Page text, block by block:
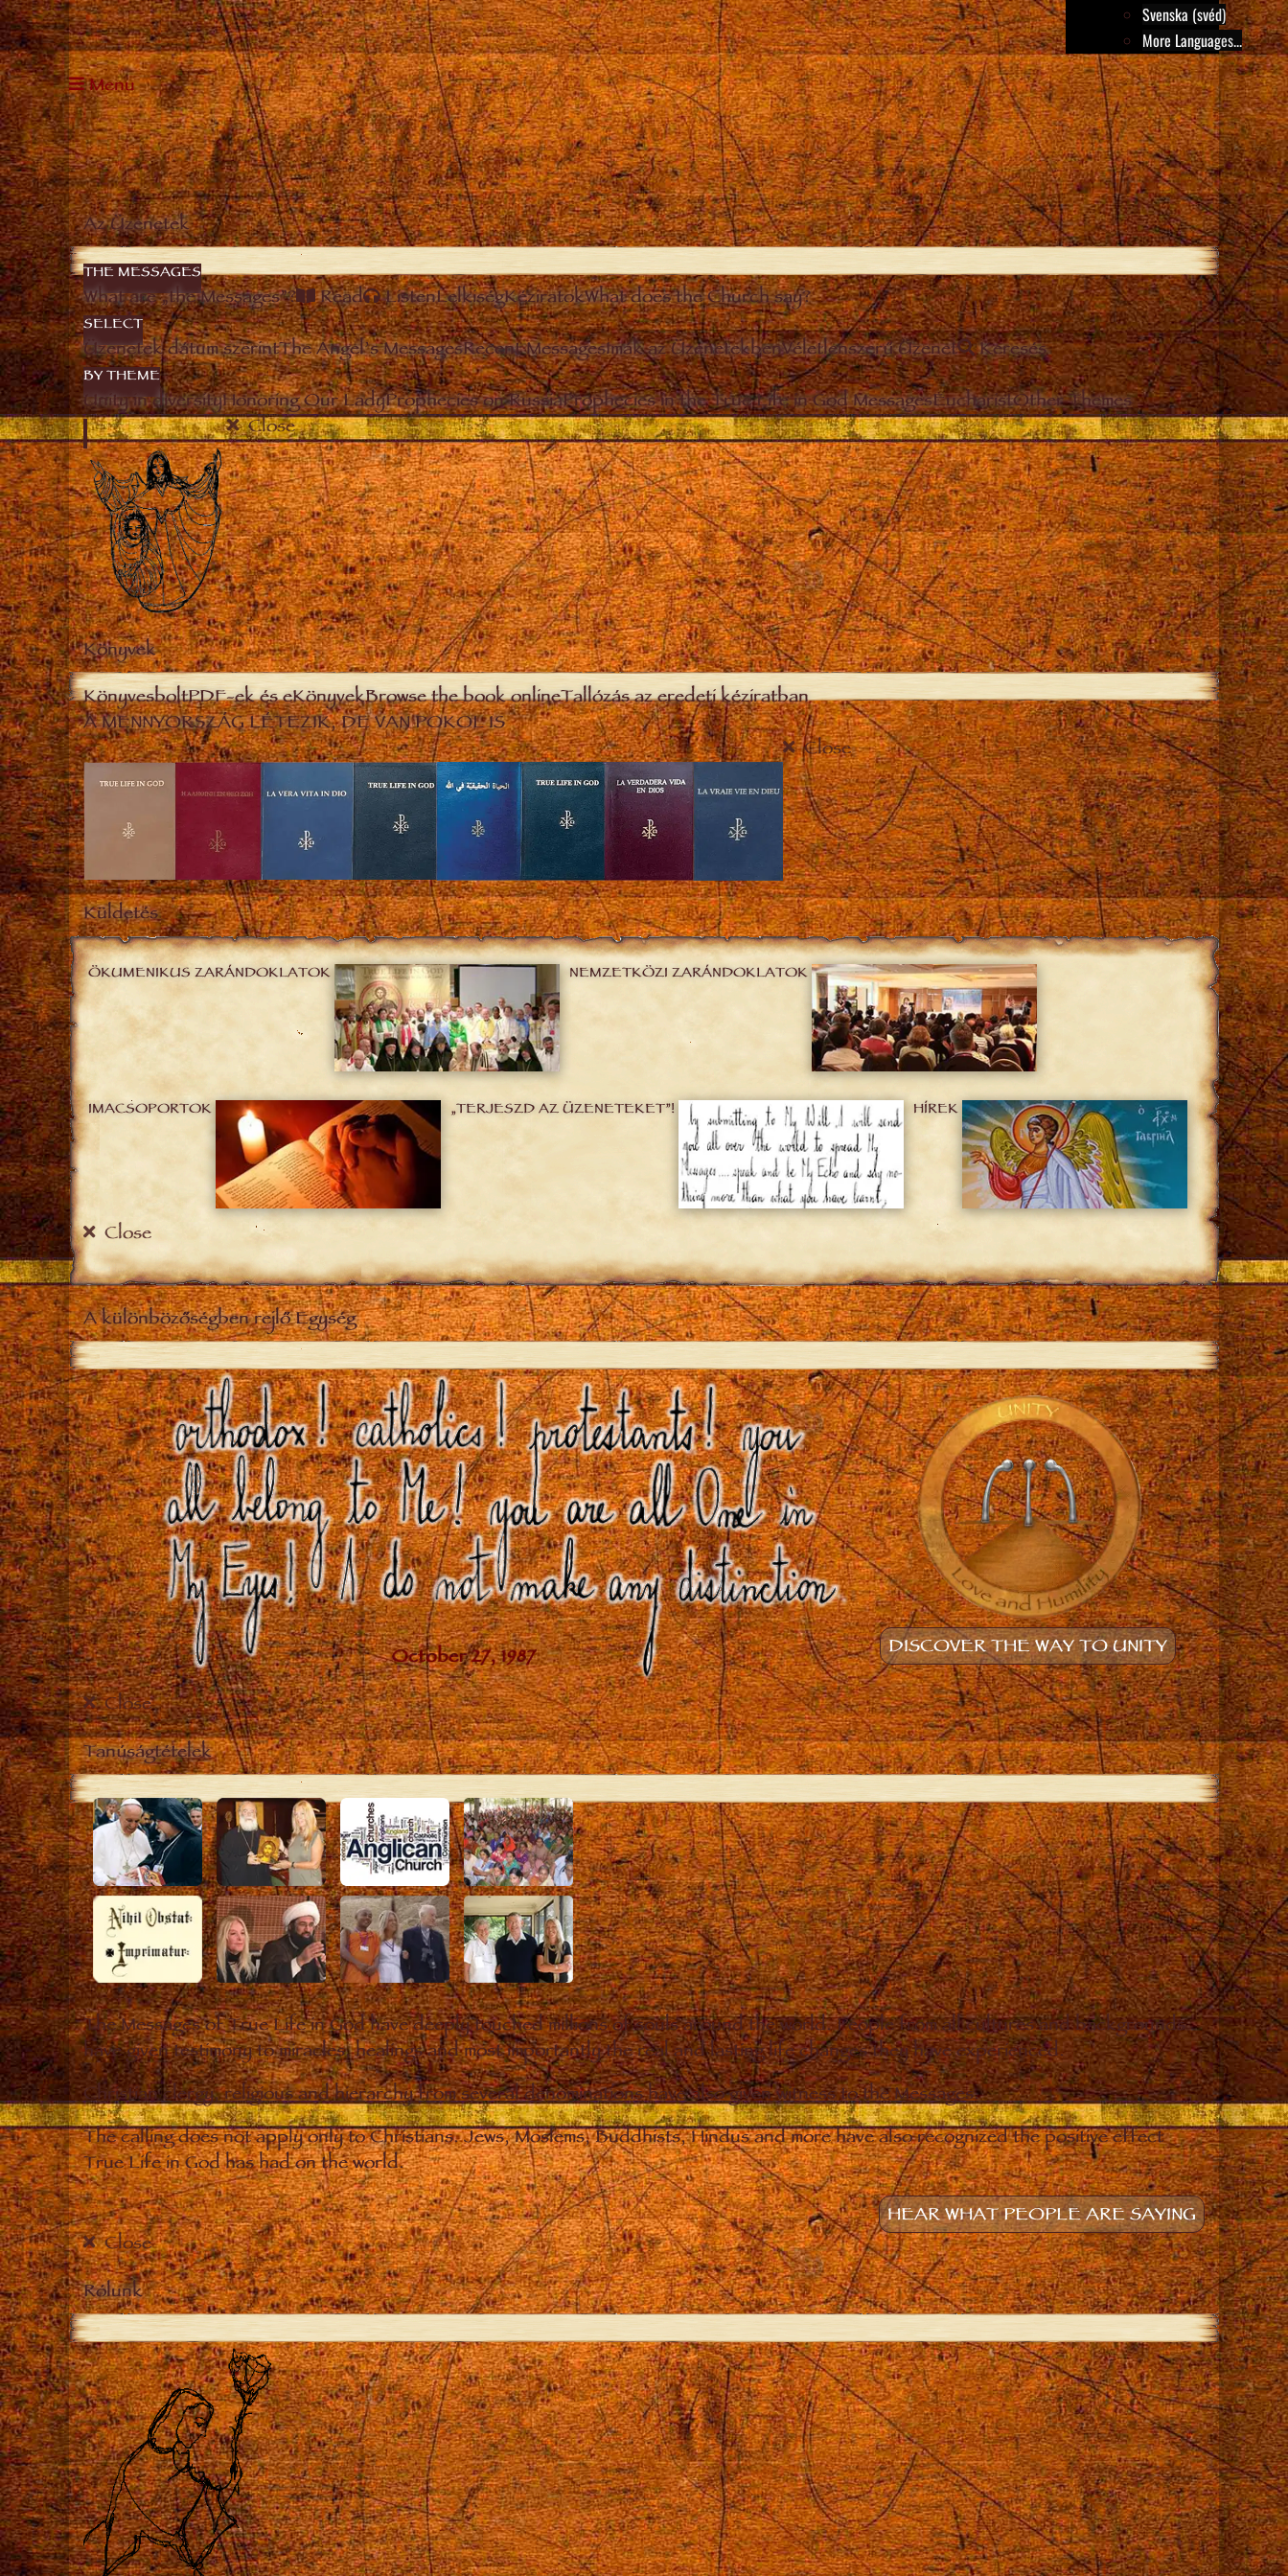
Svenska (svéd)
More Languages...
Menu
Az Üzenetek
THE MESSAGES
What are „the Messages”? Read ListenLelkiségKéziratokWhat does the Church say?
SELECT
Üzenetek dátum szerintThe Angel’s MessagesRecent MessagesImák az ÜzenetekbenVéletlenszerű Üzenet Keresés
BY THEME
Unity in diversityHonoring Our LadyProphecies on RussiaProphecies in the True Life in God MessagesEucharistOther Themes
Close
Könyvek
KönyvesboltPDF-ek és eKönyvekBrowse the book onlineTallózás az eredeti kéziratban
A MENNYORSZÁG LÉTEZIK, DE VAN POKOL IS
Close
Küldetés
ÖKUMENIKUS ZARÁNDOKLATOK NEMZETKÖZI ZARÁNDOKLATOK
IMACSOPORTOK „TERJESZD AZ ÜZENETEKET”! HÍREK
Close
A különbözőségben rejlő Egység
DISCOVER THE WAY TO UNITY
Close
Tanúságtételek
The Messages of True Life in God have deeply touched millions of souls around the world. People from all cultures and backgrounds
have given testimony to miracles, healings and most importantly the real and lasting life changes they have experienced.
Christian clergy, religious and hierarchy from several denominations have also given witness to the Messages.
The calling does not apply only to Christians. Jews, Moslems, Buddhists, Hindus and more have also recognized the positive effect
True Life in God has had on the world.
HEAR WHAT PEOPLE ARE SAYING
Close
Rólunk